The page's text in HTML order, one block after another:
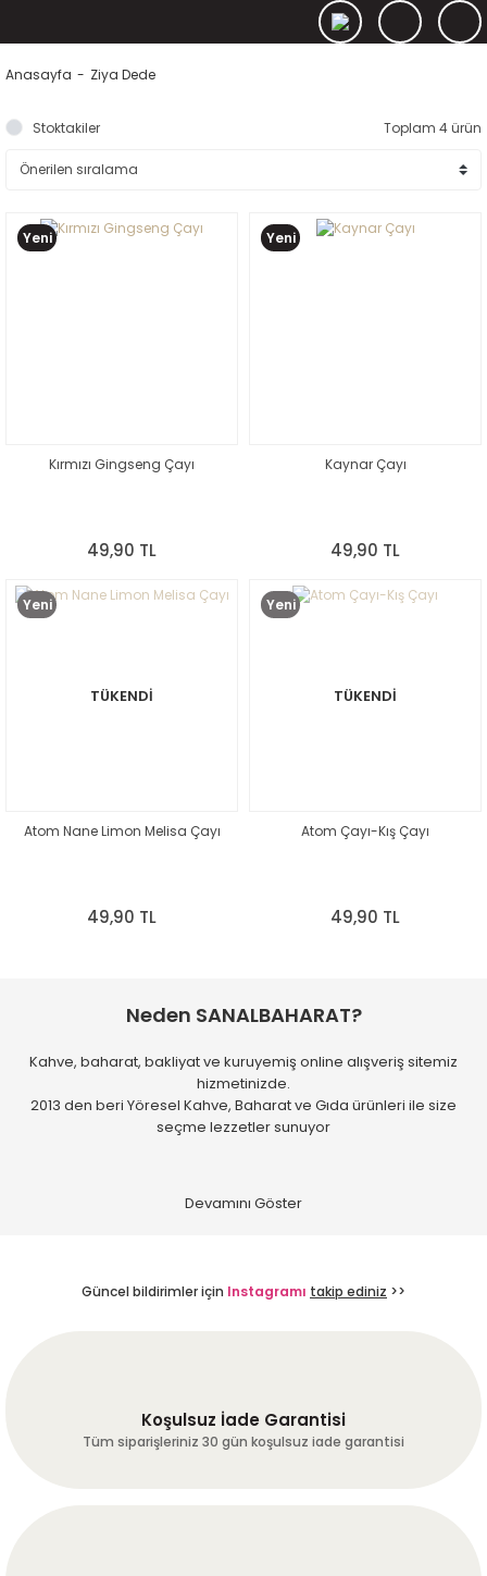
Anasayfa Ziya Dede
Stoktakiler Toplam 4 ürün
Yeni
Kırmızı Gingseng Çayı
49,90 TL
Yeni
Kaynar Çayı
49,90 TL
Yeni
TÜKENDİ
Atom Nane Limon Melisa Çayı
49,90 TL
Yeni
TÜKENDİ
Atom Çayı-Kış Çayı
49,90 TL
Neden SANALBAHARAT?
Kahve, baharat, bakliyat ve kuruyemiş online alışveriş sitemiz
hizmetinizde.
2013 den beri Yöresel Kahve, Baharat ve Gıda ürünleri ile size
seçme lezzetler sunuyor
Güncel bildirimler için Instagramı takip ediniz >>
Koşulsuz İade Garantisi
Tüm siparişleriniz 30 gün koşulsuz iade garantisi